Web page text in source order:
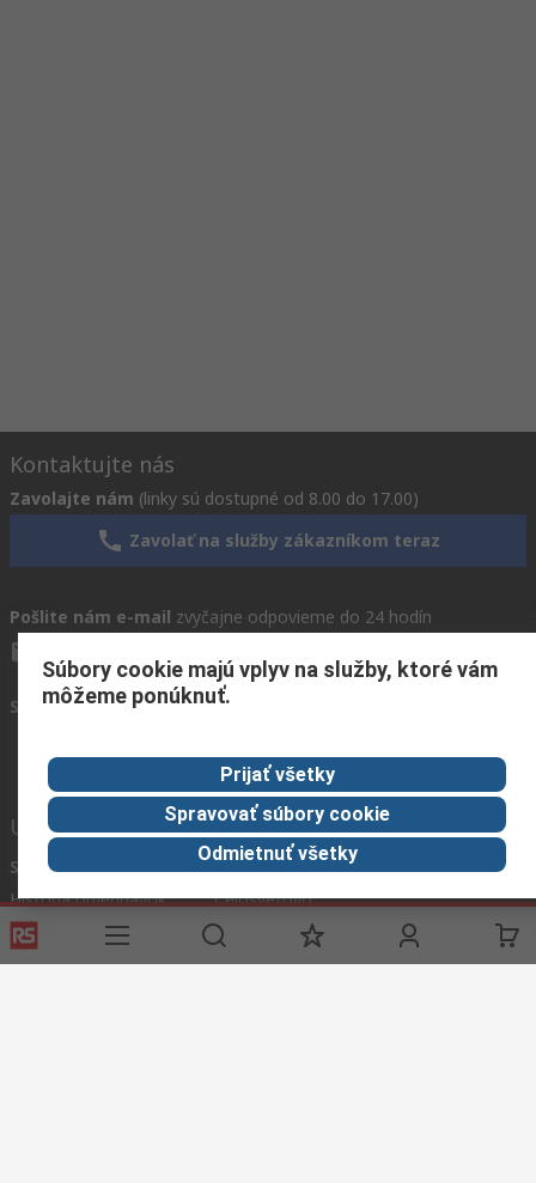
Kontaktujte nás
Zavolajte nám (linky sú dostupné od 8.00 do 17.00)
Zavolať na služby zákazníkom teraz
Pošlite nám e-mail zvyčajne odpovieme do 24 hodín
Spojte sa s nami
Užitočné odkazy
Služby
História objednávok
Možnosti platby
Objednávanie
O spoločnosti RS
Celosvetovo
ESG
Kariéra
Súbory cookie majú vplyv na služby, ktoré vám
môžeme ponúknuť.
Prijať všetky
Spravovať súbory cookie
Odmietnuť všetky